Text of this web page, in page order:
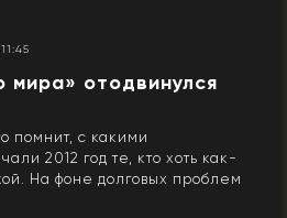
мира» отодвинулся
помнит, с какими
2012 год те, кто хоть как-
На фоне долговых проблем